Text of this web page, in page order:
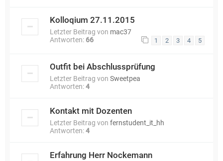
Kolloqium 27.11.2015
Letzter Beitrag von mac37
Antworten: 66 1 2 3 4 5
Outfit bei Abschlussprüfung
Letzter Beitrag von Sweetpea
Antworten:4
Kontakt mit Dozenten
Letzter Beitrag von fernstudent_it_hh
Antworten:4
Erfahrung Herr Nockemann